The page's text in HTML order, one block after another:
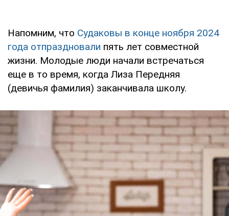
Напомним, что Судаковы в конце ноября 2024
года отпраздновали пять лет совместной
жизни. Молодые люди начали встречаться
еще в то время, когда Лиза Передняя
(девичья фамилия) заканчивала школу.